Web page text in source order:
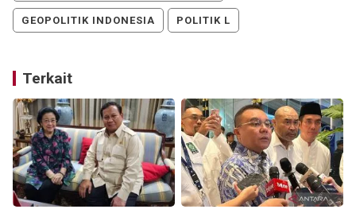
GEOPOLITIK INDONESIA POLITIK L
Terkait